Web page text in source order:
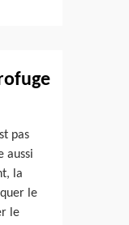
pas
aussi
la
le
le